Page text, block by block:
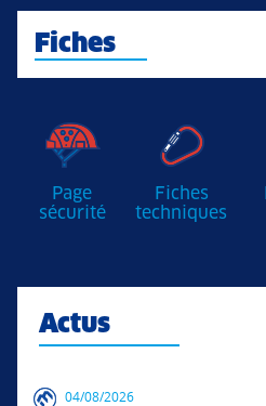
Fiches
Page
sécurité
Fiches
techniques
Actus
04/08/2026